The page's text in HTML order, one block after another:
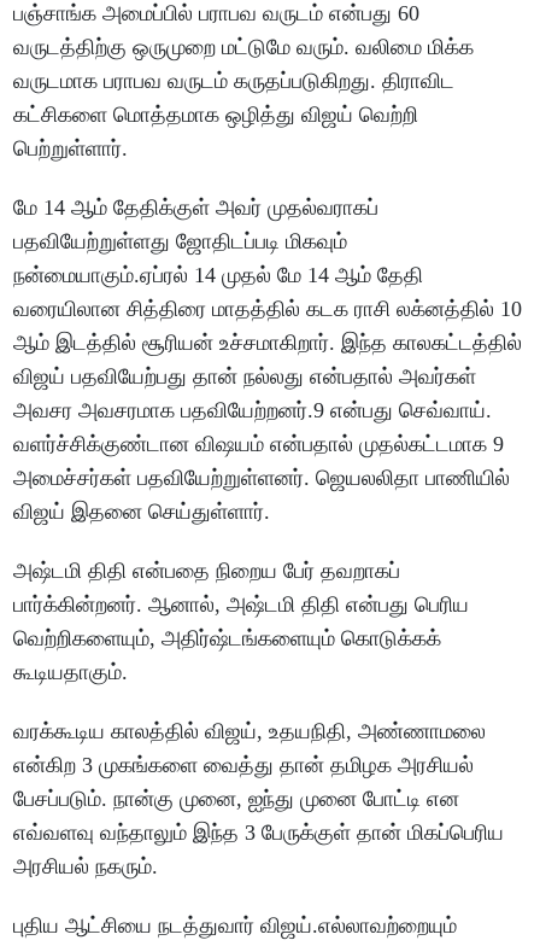
பஞ்சாங்க அமைப்பில் பராபவ வருடம் என்பது 60
வருடத்திற்கு ஒருமுறை மட்டுமே வரும். வலிமை மிக்க
வருடமாக பராபவ வருடம் கருதப்படுகிறது. திராவிட
கட்சிகளை மொத்தமாக ஒழித்து விஜய் வெற்றி
பெற்றுள்ளார்.
மே 14 ஆம் தேதிக்குள் அவர் முதல்வராகப்
பதவியேற்றுள்ளது ஜோதிடப்படி மிகவும்
நன்மையாகும்.ஏப்ரல் 14 முதல் மே 14 ஆம் தேதி
வரையிலான சித்திரை மாதத்தில் கடக ராசி லக்னத்தில் 10
ஆம் இடத்தில் சூரியன் உச்சமாகிறார். இந்த காலகட்டத்தில்
விஜய் பதவியேற்பது தான் நல்லது என்பதால் அவர்கள்
அவசர அவசரமாக பதவியேற்றனர்.9 என்பது செவ்வாய்.
வளர்ச்சிக்குண்டான விஷயம் என்பதால் முதல்கட்டமாக 9
அமைச்சர்கள் பதவியேற்றுள்ளனர். ஜெயலலிதா பாணியில்
விஜய் இதனை செய்துள்ளார்.
அஷ்டமி திதி என்பதை நிறைய பேர் தவறாகப்
பார்க்கின்றனர். ஆனால், அஷ்டமி திதி என்பது பெரிய
வெற்றிகளையும், அதிர்ஷ்டங்களையும் கொடுக்கக்
கூடியதாகும்.
வரக்கூடிய காலத்தில் விஜய், உதயநிதி, அண்ணாமலை
என்கிற 3 முகங்களை வைத்து தான் தமிழக அரசியல்
பேசப்படும். நான்கு முனை, ஐந்து முனை போட்டி என
எவ்வளவு வந்தாலும் இந்த 3 பேருக்குள் தான் மிகப்பெரிய
அரசியல் நகரும்.
புதிய ஆட்சியை நடத்துவார் விஜய்.எல்லாவற்றையும்